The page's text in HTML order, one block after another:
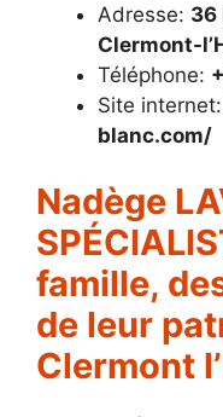
Adresse: 36
Clermont-
Téléphone:
Site internet:
blanc.com/
Nadège
famille,
de leur
Clermont